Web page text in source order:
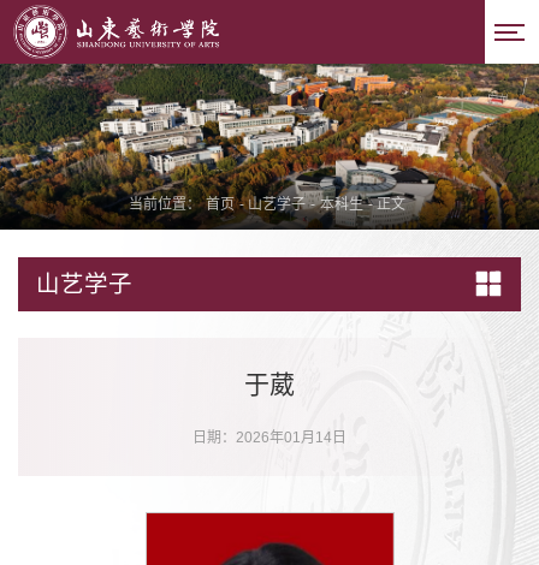
当前位置： 首页 - 山艺学子 - 本科生 - 正文
山艺学子
于葳
日期：2026年01月14日